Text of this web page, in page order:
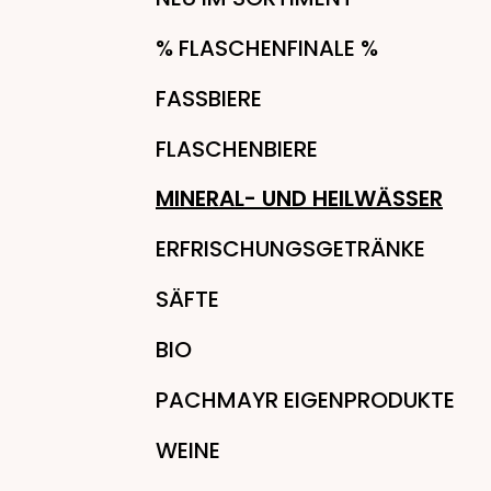
% FLASCHENFINALE %
FASSBIERE
FLASCHENBIERE
MINERAL- UND HEILWÄSSER
ERFRISCHUNGSGETRÄNKE
SÄFTE
BIO
PACHMAYR EIGENPRODUKTE
WEINE